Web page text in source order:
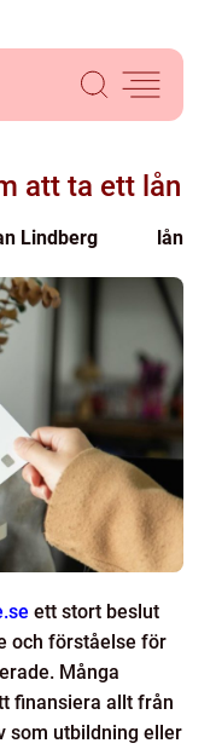
att ta ett lån
Lindberg lån
ett stort beslut
och förståelse för
Många
finansiera allt från
som utbildning eller